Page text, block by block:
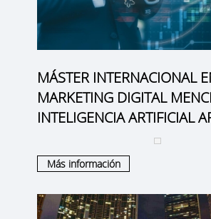
MÁSTER INTERNACIONAL
MARKETING DIGITAL
INTELIGENCIA ARTIFICIAL
Más información